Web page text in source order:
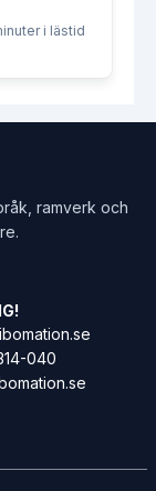
i lästid
ramverk och
040